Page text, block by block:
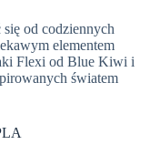
od codziennych
elementem
Flexi od Blue Kiwi i
światem